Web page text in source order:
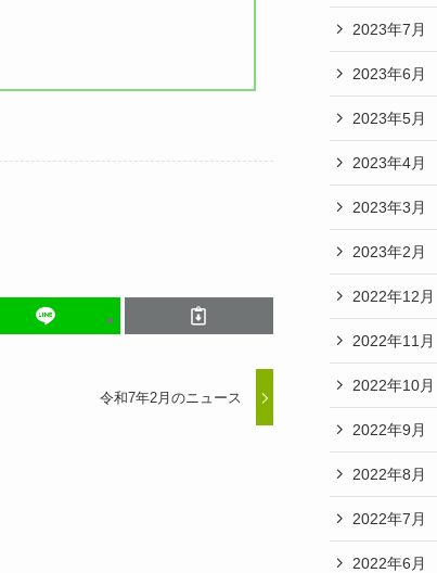
令和7年2月のニュース
2023年7月
2023年6月
2023年5月
2023年4月
2023年3月
2023年2月
2022年12月
2022年11月
2022年10月
2022年9月
2022年8月
2022年7月
2022年6月